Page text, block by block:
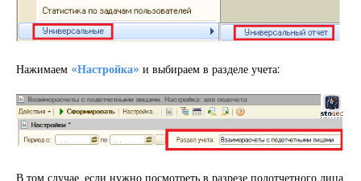
Нажимаем «Настройка» и выбираем в разделе учета: